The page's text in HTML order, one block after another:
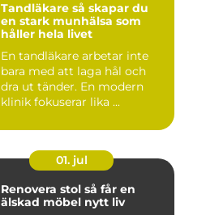
Tandläkare så skapar du
en stark munhälsa som
håller hela livet
En tandläkare arbetar inte
bara med att laga hål och
dra ut tänder. En modern
klinik fokuserar lika ...
01. jul
Renovera stol så får en
älskad möbel nytt liv